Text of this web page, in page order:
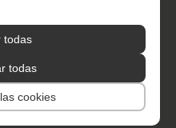
todas
todas
cookies
Presidencia
Vicepresidencia